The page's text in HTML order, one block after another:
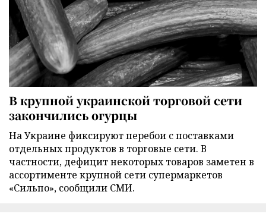
В крупной украинской торговой сети
закончились огурцы
На Украине фиксируют перебои с поставками
отдельных продуктов в торговые сети. В
частности, дефицит некоторых товаров заметен в
ассортименте крупной сети супермаркетов
«Сильпо», сообщили СМИ.